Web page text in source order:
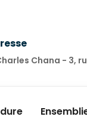
Chana - 3,